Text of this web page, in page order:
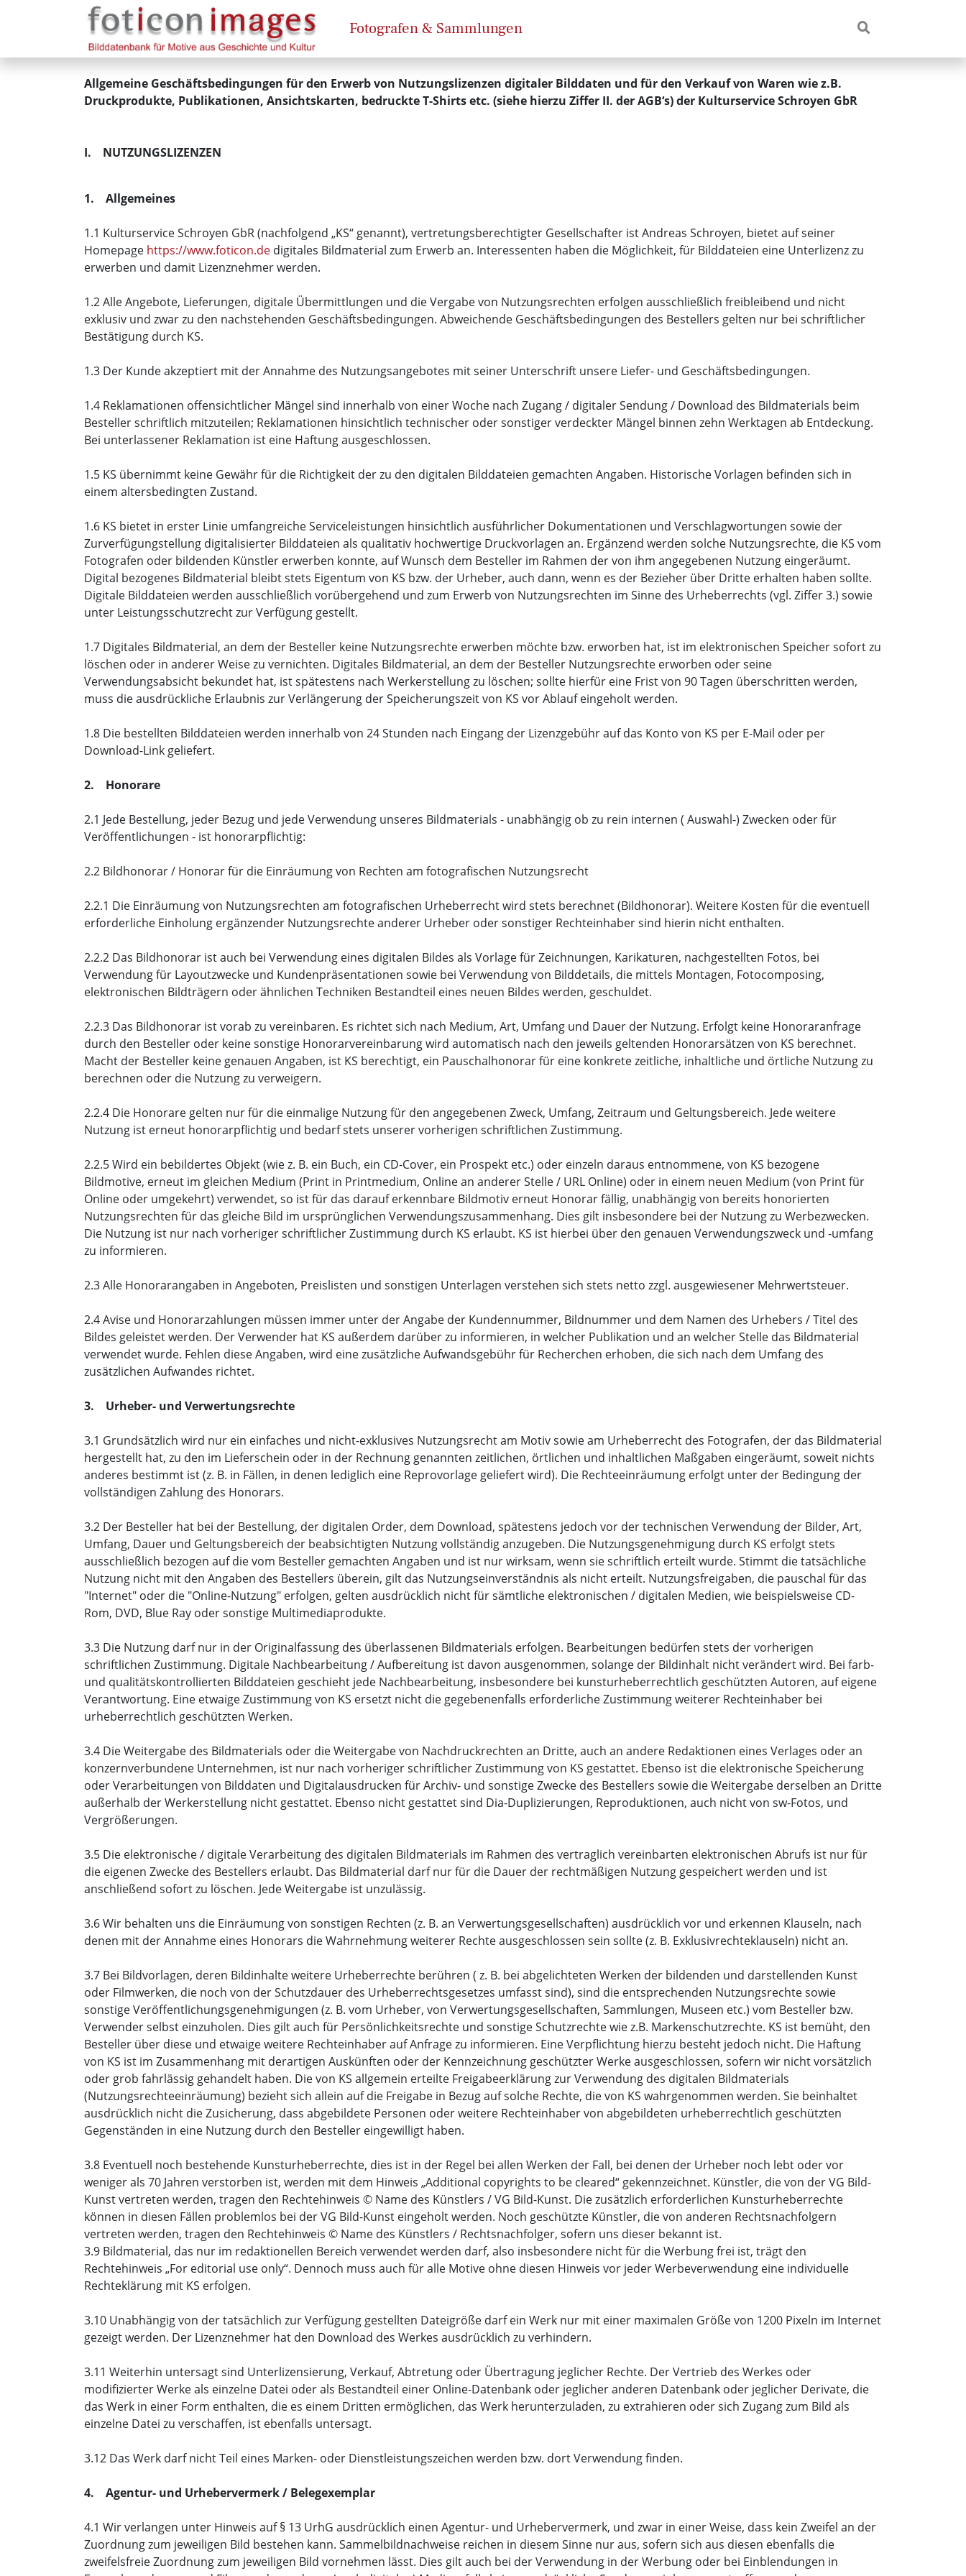
Fotografen & Sammlungen
Allgemeine Geschäftsbedingungen für den Erwerb von Nutzungslizenzen digitaler Bilddaten und für den Verkauf von Waren wie z.B.
Druckprodukte, Publikationen, Ansichtskarten, bedruckte T-Shirts etc. (siehe hierzu Ziffer II. der AGB‘s) der Kulturservice Schroyen GbR
I. NUTZUNGSLIZENZEN
1. Allgemeines
1.1 Kulturservice Schroyen GbR (nachfolgend „KS“ genannt), vertretungsberechtigter Gesellschafter ist Andreas Schroyen, bietet auf seiner
Homepage https://www.foticon.de digitales Bildmaterial zum Erwerb an. Interessenten haben die Möglichkeit, für Bilddateien eine Unterlizenz zu
erwerben und damit Lizenznehmer werden.
1.2 Alle Angebote, Lieferungen, digitale Übermittlungen und die Vergabe von Nutzungsrechten erfolgen ausschließlich freibleibend und nicht
exklusiv und zwar zu den nachstehenden Geschäftsbedingungen. Abweichende Geschäftsbedingungen des Bestellers gelten nur bei schriftlicher
Bestätigung durch KS.
1.3 Der Kunde akzeptiert mit der Annahme des Nutzungsangebotes mit seiner Unterschrift unsere Liefer- und Geschäftsbedingungen.
1.4 Reklamationen offensichtlicher Mängel sind innerhalb von einer Woche nach Zugang / digitaler Sendung / Download des Bildmaterials beim
Besteller schriftlich mitzuteilen; Reklamationen hinsichtlich technischer oder sonstiger verdeckter Mängel binnen zehn Werktagen ab Entdeckung.
Bei unterlassener Reklamation ist eine Haftung ausgeschlossen.
1.5 KS übernimmt keine Gewähr für die Richtigkeit der zu den digitalen Bilddateien gemachten Angaben. Historische Vorlagen befinden sich in
einem altersbedingten Zustand.
1.6 KS bietet in erster Linie umfangreiche Serviceleistungen hinsichtlich ausführlicher Dokumentationen und Verschlagwortungen sowie der
Zurverfügungstellung digitalisierter Bilddateien als qualitativ hochwertige Druckvorlagen an. Ergänzend werden solche Nutzungsrechte, die KS vom
Fotografen oder bildenden Künstler erwerben konnte, auf Wunsch dem Besteller im Rahmen der von ihm angegebenen Nutzung eingeräumt.
Digital bezogenes Bildmaterial bleibt stets Eigentum von KS bzw. der Urheber, auch dann, wenn es der Bezieher über Dritte erhalten haben sollte.
Digitale Bilddateien werden ausschließlich vorübergehend und zum Erwerb von Nutzungsrechten im Sinne des Urheberrechts (vgl. Ziffer 3.) sowie
unter Leistungsschutzrecht zur Verfügung gestellt.
1.7 Digitales Bildmaterial, an dem der Besteller keine Nutzungsrechte erwerben möchte bzw. erworben hat, ist im elektronischen Speicher sofort zu
löschen oder in anderer Weise zu vernichten. Digitales Bildmaterial, an dem der Besteller Nutzungsrechte erworben oder seine
Verwendungsabsicht bekundet hat, ist spätestens nach Werkerstellung zu löschen; sollte hierfür eine Frist von 90 Tagen überschritten werden,
muss die ausdrückliche Erlaubnis zur Verlängerung der Speicherungszeit von KS vor Ablauf eingeholt werden.
1.8 Die bestellten Bilddateien werden innerhalb von 24 Stunden nach Eingang der Lizenzgebühr auf das Konto von KS per E-Mail oder per
Download-Link geliefert.
2. Honorare
2.1 Jede Bestellung, jeder Bezug und jede Verwendung unseres Bildmaterials - unabhängig ob zu rein internen ( Auswahl-) Zwecken oder für
Veröffentlichungen - ist honorarpflichtig:
2.2 Bildhonorar / Honorar für die Einräumung von Rechten am fotografischen Nutzungsrecht
2.2.1 Die Einräumung von Nutzungsrechten am fotografischen Urheberrecht wird stets berechnet (Bildhonorar). Weitere Kosten für die eventuell
erforderliche Einholung ergänzender Nutzungsrechte anderer Urheber oder sonstiger Rechteinhaber sind hierin nicht enthalten.
2.2.2 Das Bildhonorar ist auch bei Verwendung eines digitalen Bildes als Vorlage für Zeichnungen, Karikaturen, nachgestellten Fotos, bei
Verwendung für Layoutzwecke und Kundenpräsentationen sowie bei Verwendung von Bilddetails, die mittels Montagen, Fotocomposing,
elektronischen Bildträgern oder ähnlichen Techniken Bestandteil eines neuen Bildes werden, geschuldet.
2.2.3 Das Bildhonorar ist vorab zu vereinbaren. Es richtet sich nach Medium, Art, Umfang und Dauer der Nutzung. Erfolgt keine Honoraranfrage
durch den Besteller oder keine sonstige Honorarvereinbarung wird automatisch nach den jeweils geltenden Honorarsätzen von KS berechnet.
Macht der Besteller keine genauen Angaben, ist KS berechtigt, ein Pauschalhonorar für eine konkrete zeitliche, inhaltliche und örtliche Nutzung zu
berechnen oder die Nutzung zu verweigern.
2.2.4 Die Honorare gelten nur für die einmalige Nutzung für den angegebenen Zweck, Umfang, Zeitraum und Geltungsbereich. Jede weitere
Nutzung ist erneut honorarpflichtig und bedarf stets unserer vorherigen schriftlichen Zustimmung.
2.2.5 Wird ein bebildertes Objekt (wie z. B. ein Buch, ein CD-Cover, ein Prospekt etc.) oder einzeln daraus entnommene, von KS bezogene
Bildmotive, erneut im gleichen Medium (Print in Printmedium, Online an anderer Stelle / URL Online) oder in einem neuen Medium (von Print für
Online oder umgekehrt) verwendet, so ist für das darauf erkennbare Bildmotiv erneut Honorar fällig, unabhängig von bereits honorierten
Nutzungsrechten für das gleiche Bild im ursprünglichen Verwendungszusammenhang. Dies gilt insbesondere bei der Nutzung zu Werbezwecken.
Die Nutzung ist nur nach vorheriger schriftlicher Zustimmung durch KS erlaubt. KS ist hierbei über den genauen Verwendungszweck und -umfang
zu informieren.
2.3 Alle Honorarangaben in Angeboten, Preislisten und sonstigen Unterlagen verstehen sich stets netto zzgl. ausgewiesener Mehrwertsteuer.
2.4 Avise und Honorarzahlungen müssen immer unter der Angabe der Kundennummer, Bildnummer und dem Namen des Urhebers / Titel des
Bildes geleistet werden. Der Verwender hat KS außerdem darüber zu informieren, in welcher Publikation und an welcher Stelle das Bildmaterial
verwendet wurde. Fehlen diese Angaben, wird eine zusätzliche Aufwandsgebühr für Recherchen erhoben, die sich nach dem Umfang des
zusätzlichen Aufwandes richtet.
3. Urheber- und Verwertungsrechte
3.1 Grundsätzlich wird nur ein einfaches und nicht-exklusives Nutzungsrecht am Motiv sowie am Urheberrecht des Fotografen, der das Bildmaterial
hergestellt hat, zu den im Lieferschein oder in der Rechnung genannten zeitlichen, örtlichen und inhaltlichen Maßgaben eingeräumt, soweit nichts
anderes bestimmt ist (z. B. in Fällen, in denen lediglich eine Reprovorlage geliefert wird). Die Rechteeinräumung erfolgt unter der Bedingung der
vollständigen Zahlung des Honorars.
3.2 Der Besteller hat bei der Bestellung, der digitalen Order, dem Download, spätestens jedoch vor der technischen Verwendung der Bilder, Art,
Umfang, Dauer und Geltungsbereich der beabsichtigten Nutzung vollständig anzugeben. Die Nutzungsgenehmigung durch KS erfolgt stets
ausschließlich bezogen auf die vom Besteller gemachten Angaben und ist nur wirksam, wenn sie schriftlich erteilt wurde. Stimmt die tatsächliche
Nutzung nicht mit den Angaben des Bestellers überein, gilt das Nutzungseinverständnis als nicht erteilt. Nutzungsfreigaben, die pauschal für das
"Internet" oder die "Online-Nutzung" erfolgen, gelten ausdrücklich nicht für sämtliche elektronischen / digitalen Medien, wie beispielsweise CD-
Rom, DVD, Blue Ray oder sonstige Multimediaprodukte.
3.3 Die Nutzung darf nur in der Originalfassung des überlassenen Bildmaterials erfolgen. Bearbeitungen bedürfen stets der vorherigen
schriftlichen Zustimmung. Digitale Nachbearbeitung / Aufbereitung ist davon ausgenommen, solange der Bildinhalt nicht verändert wird. Bei farb-
und qualitätskontrollierten Bilddateien geschieht jede Nachbearbeitung, insbesondere bei kunsturheberrechtlich geschützten Autoren, auf eigene
Verantwortung. Eine etwaige Zustimmung von KS ersetzt nicht die gegebenenfalls erforderliche Zustimmung weiterer Rechteinhaber bei
urheberrechtlich geschützten Werken.
3.4 Die Weitergabe des Bildmaterials oder die Weitergabe von Nachdruckrechten an Dritte, auch an andere Redaktionen eines Verlages oder an
konzernverbundene Unternehmen, ist nur nach vorheriger schriftlicher Zustimmung von KS gestattet. Ebenso ist die elektronische Speicherung
oder Verarbeitungen von Bilddaten und Digitalausdrucken für Archiv- und sonstige Zwecke des Bestellers sowie die Weitergabe derselben an Dritte
außerhalb der Werkerstellung nicht gestattet. Ebenso nicht gestattet sind Dia-Duplizierungen, Reproduktionen, auch nicht von sw-Fotos, und
Vergrößerungen.
3.5 Die elektronische / digitale Verarbeitung des digitalen Bildmaterials im Rahmen des vertraglich vereinbarten elektronischen Abrufs ist nur für
die eigenen Zwecke des Bestellers erlaubt. Das Bildmaterial darf nur für die Dauer der rechtmäßigen Nutzung gespeichert werden und ist
anschließend sofort zu löschen. Jede Weitergabe ist unzulässig.
3.6 Wir behalten uns die Einräumung von sonstigen Rechten (z. B. an Verwertungsgesellschaften) ausdrücklich vor und erkennen Klauseln, nach
denen mit der Annahme eines Honorars die Wahrnehmung weiterer Rechte ausgeschlossen sein sollte (z. B. Exklusivrechteklauseln) nicht an.
3.7 Bei Bildvorlagen, deren Bildinhalte weitere Urheberrechte berühren ( z. B. bei abgelichteten Werken der bildenden und darstellenden Kunst
oder Filmwerken, die noch von der Schutzdauer des Urheberrechtsgesetzes umfasst sind), sind die entsprechenden Nutzungsrechte sowie
sonstige Veröffentlichungsgenehmigungen (z. B. vom Urheber, von Verwertungsgesellschaften, Sammlungen, Museen etc.) vom Besteller bzw.
Verwender selbst einzuholen. Dies gilt auch für Persönlichkeitsrechte und sonstige Schutzrechte wie z.B. Markenschutzrechte. KS ist bemüht, den
Besteller über diese und etwaige weitere Rechteinhaber auf Anfrage zu informieren. Eine Verpflichtung hierzu besteht jedoch nicht. Die Haftung
von KS ist im Zusammenhang mit derartigen Auskünften oder der Kennzeichnung geschützter Werke ausgeschlossen, sofern wir nicht vorsätzlich
oder grob fahrlässig gehandelt haben. Die von KS allgemein erteilte Freigabeerklärung zur Verwendung des digitalen Bildmaterials
(Nutzungsrechteeinräumung) bezieht sich allein auf die Freigabe in Bezug auf solche Rechte, die von KS wahrgenommen werden. Sie beinhaltet
ausdrücklich nicht die Zusicherung, dass abgebildete Personen oder weitere Rechteinhaber von abgebildeten urheberrechtlich geschützten
Gegenständen in eine Nutzung durch den Besteller eingewilligt haben.
3.8 Eventuell noch bestehende Kunsturheberrechte, dies ist in der Regel bei allen Werken der Fall, bei denen der Urheber noch lebt oder vor
weniger als 70 Jahren verstorben ist, werden mit dem Hinweis „Additional copyrights to be cleared“ gekennzeichnet. Künstler, die von der VG Bild-
Kunst vertreten werden, tragen den Rechtehinweis © Name des Künstlers / VG Bild-Kunst. Die zusätzlich erforderlichen Kunsturheberrechte
können in diesen Fällen problemlos bei der VG Bild-Kunst eingeholt werden. Noch geschützte Künstler, die von anderen Rechtsnachfolgern
vertreten werden, tragen den Rechtehinweis © Name des Künstlers / Rechtsnachfolger, sofern uns dieser bekannt ist.
3.9 Bildmaterial, das nur im redaktionellen Bereich verwendet werden darf, also insbesondere nicht für die Werbung frei ist, trägt den
Rechtehinweis „For editorial use only“. Dennoch muss auch für alle Motive ohne diesen Hinweis vor jeder Werbeverwendung eine individuelle
Rechteklärung mit KS erfolgen.
3.10 Unabhängig von der tatsächlich zur Verfügung gestellten Dateigröße darf ein Werk nur mit einer maximalen Größe von 1200 Pixeln im Internet
gezeigt werden. Der Lizenznehmer hat den Download des Werkes ausdrücklich zu verhindern.
3.11 Weiterhin untersagt sind Unterlizensierung, Verkauf, Abtretung oder Übertragung jeglicher Rechte. Der Vertrieb des Werkes oder
modifizierter Werke als einzelne Datei oder als Bestandteil einer Online-Datenbank oder jeglicher anderen Datenbank oder jeglicher Derivate, die
das Werk in einer Form enthalten, die es einem Dritten ermöglichen, das Werk herunterzuladen, zu extrahieren oder sich Zugang zum Bild als
einzelne Datei zu verschaffen, ist ebenfalls untersagt.
3.12 Das Werk darf nicht Teil eines Marken- oder Dienstleistungszeichen werden bzw. dort Verwendung finden.
4. Agentur- und Urhebervermerk / Belegexemplar
4.1 Wir verlangen unter Hinweis auf § 13 UrhG ausdrücklich einen Agentur- und Urhebervermerk, und zwar in einer Weise, dass kein Zweifel an der
Zuordnung zum jeweiligen Bild bestehen kann. Sammelbildnachweise reichen in diesem Sinne nur aus, sofern sich aus diesen ebenfalls die
zweifelsfreie Zuordnung zum jeweiligen Bild vornehmen lässt. Dies gilt auch bei der Verwendung in der Werbung oder bei Einblendungen in